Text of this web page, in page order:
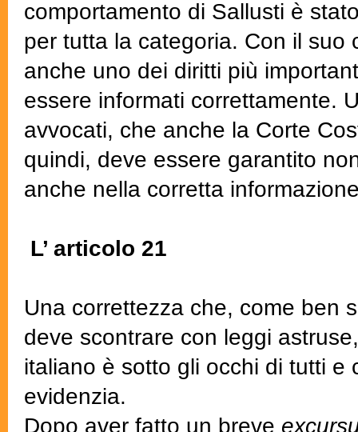
comportamento di Sallusti è
per tutta la categoria. Con il suo
anche uno dei diritti più
essere informati correttamente.
avvocati, che anche la Corte
quindi, deve essere garantito
anche nella corretta
L’ articolo 21
Una correttezza che, come ben
deve scontrare con leggi
italiano è sotto gli occhi di tutti e
evidenzia.
Dopo aver fatto un breve